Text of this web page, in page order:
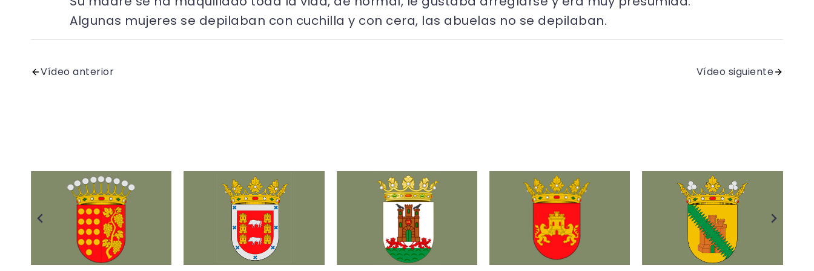
Algunas mujeres se depilaban con cuchilla y con cera, las abuelas no se depilaban.
Vídeo anterior Vídeo siguiente